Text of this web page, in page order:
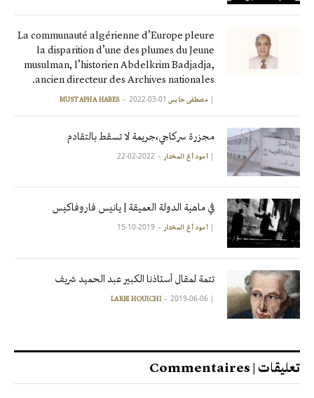
La communauté algérienne d’Europe pleure
la disparition d’une des plumes du Jeune
musulman, l’historien Abdelkrim Badjadja,
ancien directeur des Archives nationales.
| مصطفى حابس MUSTAPHA HABES 2022-03-01
مجزرة سركاجي،جريمة لا تسقط بالتقادم
| آمود أغ المختار 2022-02-22
في ماهية الدولة العميقة | يانيس فاروفاكيس
| آمود أغ المختار 2019-10-15
تتمة لمقال أستاذنا الكبير عبد الحميد شريف
|
LARBI HOUICHI 2019-06-06
تعليقات | Commentaires